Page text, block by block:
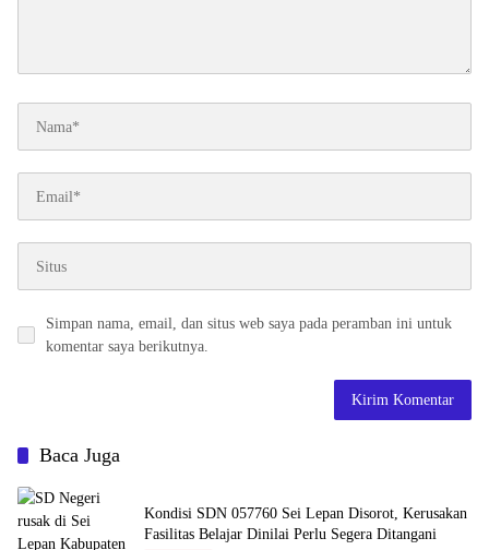
Simpan nama, email, dan situs web saya pada peramban ini untuk
komentar saya berikutnya.
Baca Juga
Kondisi SDN 057760 Sei Lepan Disorot, Kerusakan
Fasilitas Belajar Dinilai Perlu Segera Ditangani